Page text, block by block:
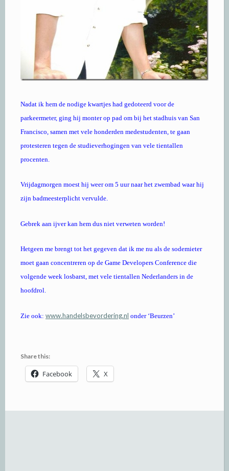
Nadat ik hem de nodige kwartjes had gedoteerd voor de
parkeermeter, ging hij monter op pad om bij het stadhuis van San
Francisco, samen met vele honderden medestudenten, te gaan
protesteren tegen de studieverhogingen van vele tientallen
procenten.
Vrijdagmorgen moest hij weer om 5 uur naar het zwembad waar hij
zijn badmeesterplicht vervulde.
Gebrek aan ijver kan hem dus niet verweten worden!
Hetgeen me brengt tot het gegeven dat ik me nu als de sodemieter
moet gaan concentreren op de Game Developers Conference die
volgende week losbarst, met vele tientallen Nederlanders in de
hoofdrol.
Zie ook: www.handelsbevordering.nl onder ‘Beurzen’
Share this:
Facebook X